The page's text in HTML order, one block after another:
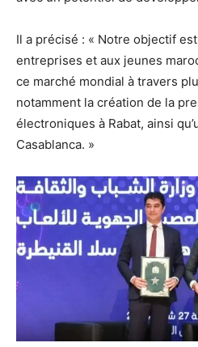
Il a précisé : « Notre objectif
entreprises et aux jeunes
ce marché mondial à travers
notamment la création de la
électroniques à Rabat, ainsi
Casablanca. »